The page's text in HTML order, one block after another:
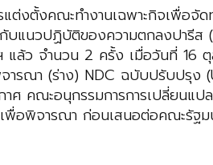
งตั้งคณะทำงานเฉพาะกิจเพื่อจัด
บแนวปฏิบัติของความตกลงปารีส
แล้ว จำนวน 2 ครั้ง เมื่อวันที่ 16
ารณา (ร่าง) NDC ฉบับปรับปรุง
าศ คณะอนุกรรมการการเปลี่ยนแ
เพื่อพิจารณา ก่อนเสนอต่อคณะรัฐ